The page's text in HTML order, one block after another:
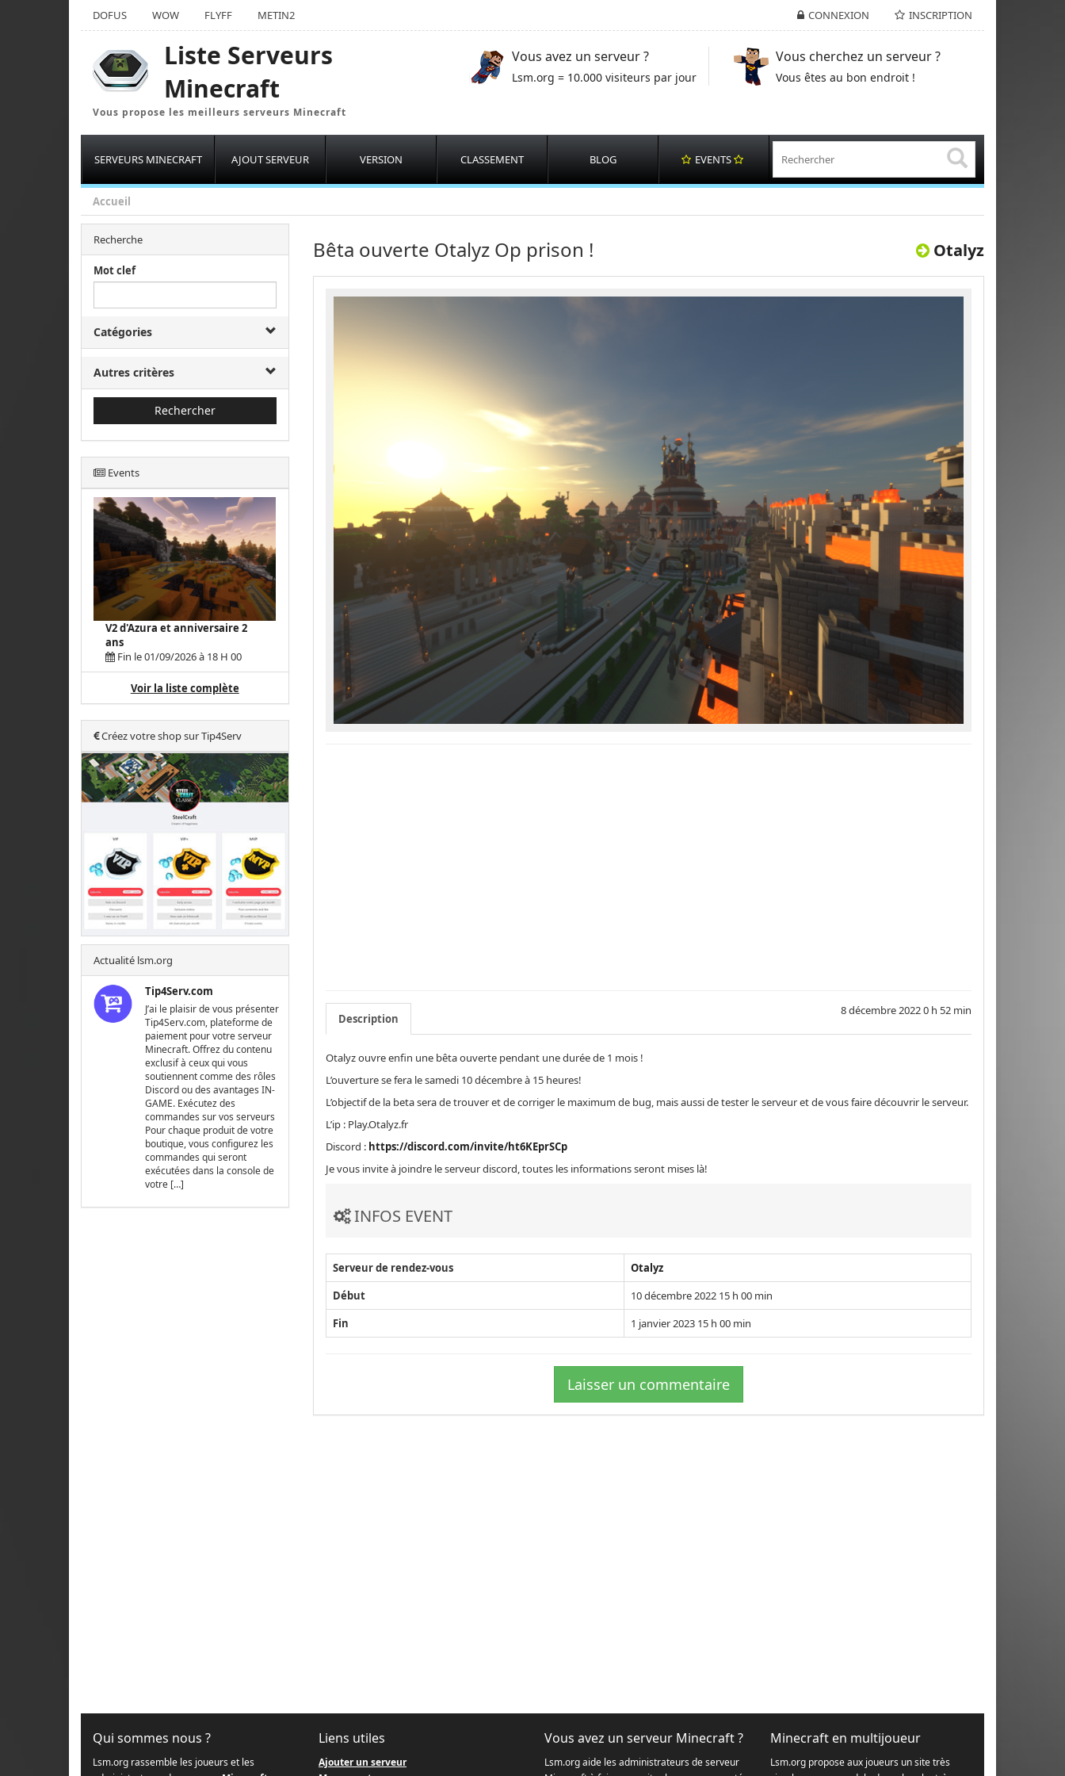
CONNEXION INSCRIPTION
DOFUS WOW FLYFF METIN2
Liste Serveurs
Minecraft
Vous propose les meilleurs serveurs Minecraft
Vous avez un serveur ?
Lsm.org = 10.000 visiteurs par jour
Vous cherchez un serveur ?
Vous êtes au bon endroit !
SERVEURS MINECRAFT AJOUT SERVEUR VERSION CLASSEMENT BLOG EVENTS
Accueil
Recherche
Mot clef
Catégories
Autres critères
Rechercher
Events
V2 d'Azura et anniversaire 2
ans
Fin le 01/09/2026 à 18 H 00
Voir la liste complète
Créez votre shop sur Tip4Serv
Actualité lsm.org
Tip4Serv.com
J’ai le plaisir de vous présenter
Tip4Serv.com, plateforme de
paiement pour votre serveur
Minecraft. Offrez du contenu
exclusif à ceux qui vous
soutiennent comme des rôles
Discord ou des avantages IN-
GAME. Exécutez des
commandes sur vos serveurs
Pour chaque produit de votre
boutique, vous configurez les
commandes qui seront
exécutées dans la console de
votre […]
Otalyz
Bêta ouverte Otalyz Op prison !
8 décembre 2022 0 h 52 min
Description
Otalyz ouvre enfin une bêta ouverte pendant une durée de 1 mois !
L’ouverture se fera le samedi 10 décembre à 15 heures!
L’objectif de la beta sera de trouver et de corriger le maximum de bug, mais aussi de tester le serveur et de vous faire découvrir le serveur.
L’ip : Play.Otalyz.fr
Discord : https://discord.com/invite/ht6KEprSCp
Je vous invite à joindre le serveur discord, toutes les informations seront mises là!
INFOS EVENT
Serveur de rendez-vous
Otalyz
Début
10 décembre 2022 15 h 00 min
Fin
1 janvier 2023 15 h 00 min
Laisser un commentaire
Qui sommes nous ?
Lsm.org rassemble les joueurs et les
Liens utiles
Ajouter un serveur
Vous avez un serveur Minecraft ?
Lsm.org aide les administrateurs de serveur
Minecraft en multijoueur
Lsm.org propose aux joueurs un site très